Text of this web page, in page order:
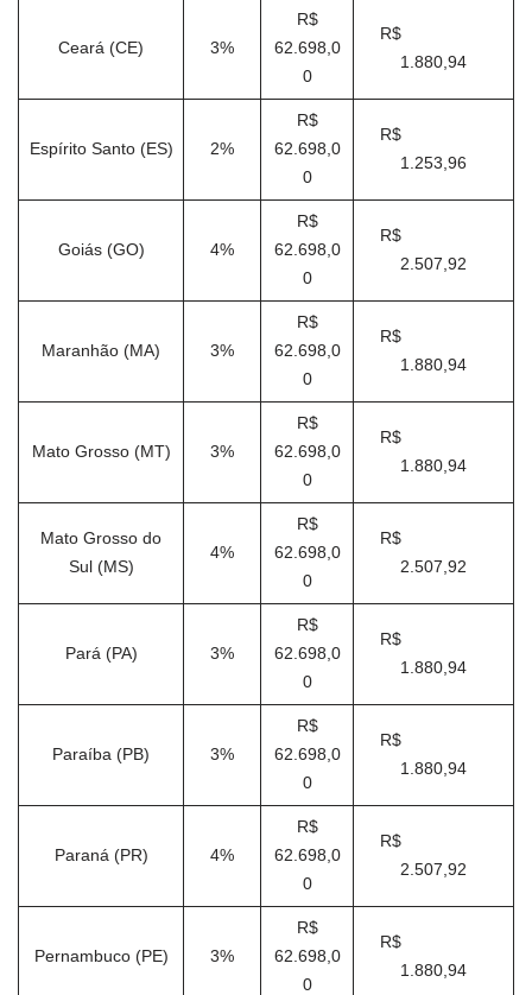
Ceará (CE) 3%
R$
62.698,0
0
R$
1.880,94
Espírito Santo (ES) 2%
R$
62.698,0
0
R$
1.253,96
Goiás (GO) 4%
R$
62.698,0
0
R$
2.507,92
Maranhão (MA) 3%
R$
62.698,0
0
R$
1.880,94
Mato Grosso (MT) 3%
R$
62.698,0
0
R$
1.880,94
Mato Grosso do
Sul (MS)
4%
R$
62.698,0
0
R$
2.507,92
Pará (PA) 3%
R$
62.698,0
0
R$
1.880,94
Paraíba (PB) 3%
R$
62.698,0
0
R$
1.880,94
Paraná (PR) 4%
R$
62.698,0
0
R$
2.507,92
Pernambuco (PE) 3%
R$
62.698,0
0
R$
1.880,94